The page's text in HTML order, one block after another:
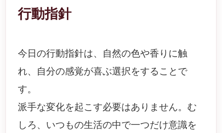
行動指針
今日の行動指針は、自然の色や香りに触
れ、自分の感覚が喜ぶ選択をすることで
す。
派手な変化を起こす必要はありません。む
しろ、いつもの生活の中で一つだけ意識を